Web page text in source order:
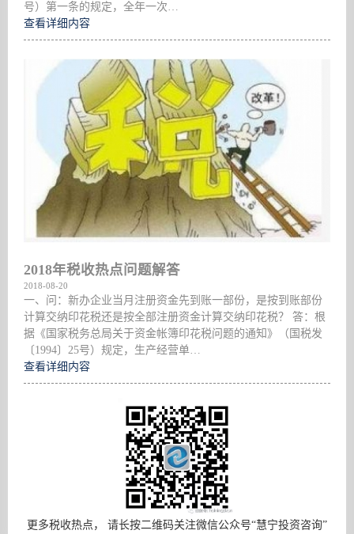
号）第一条的规定，全年一次…
查看详细内容
2018年税收热点问题解答
2018-08-20
一、问：新办企业当月注册资金先到账一部份，是按到账部份
计算交纳印花税还是按全部注册资金计算交纳印花税？ 答：根
据《国家税务总局关于资金帐簿印花税问题的通知》（国税发
〔1994〕25号）规定，生产经营单…
查看详细内容
更多税收热点， 请长按二维码关注微信公众号“慧宁投资咨询”